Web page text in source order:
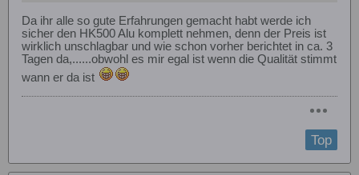
Da ihr alle so gute Erfahrungen gemacht habt werde ich
sicher den HK500 Alu komplett nehmen, denn der Preis ist
wirklich unschlagbar und wie schon vorher berichtet in ca. 3
Tagen da,......obwohl es mir egal ist wenn die Qualität stimmt
wann er da ist
Top